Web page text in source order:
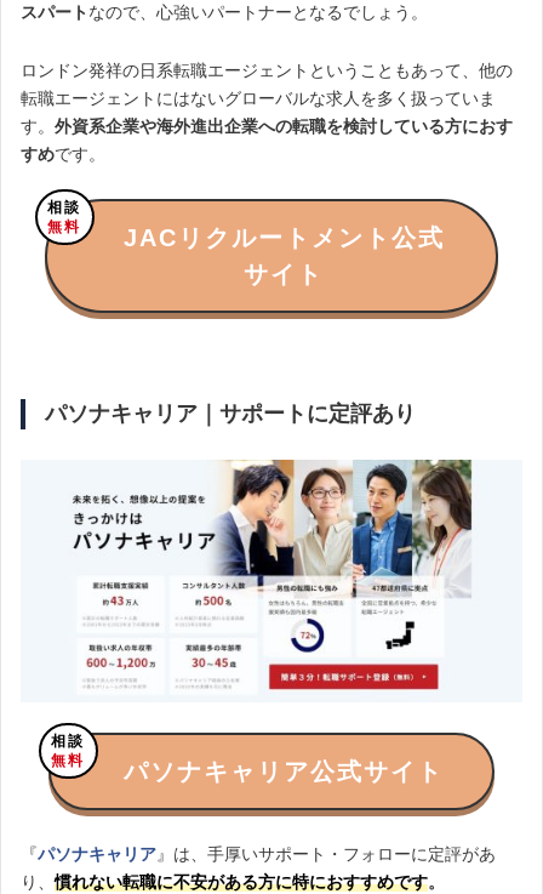
スパートなので、心強いパートナーとなるでしょう。
ロンドン発祥の日系転職エージェントということもあって、他の
転職エージェントにはないグローバルな求人を多く扱っていま
す。 外資系企業や海外進出企業への転職を検討している方におす
すめです。
相談
無料
JACリクルートメント公式
サイト
パソナキャリア｜サポートに定評あり
相談
無料
パソナキャリア公式サイト
『パソナキャリア』は、手厚いサポート・フォローに定評があ
り、慣れない転職に不安がある方に特におすすめです。